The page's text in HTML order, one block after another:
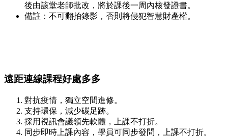
後由該堂老師批改，將於課後一周內核發證書。
備註：不可翻拍錄影，否則將侵犯智慧財產權。
遠距連線課程好處多多
對抗疫情，獨立空間進修。
支持環保，減少碳足跡。
採用視訊會議領先軟體，上課不打折。
同步即時上課內容，學員可同步發問，上課不打折。